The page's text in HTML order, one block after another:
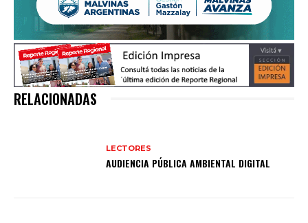
RELACIONADAS
LECTORES
AUDIENCIA PÚBLICA AMBIENTAL DIGITAL